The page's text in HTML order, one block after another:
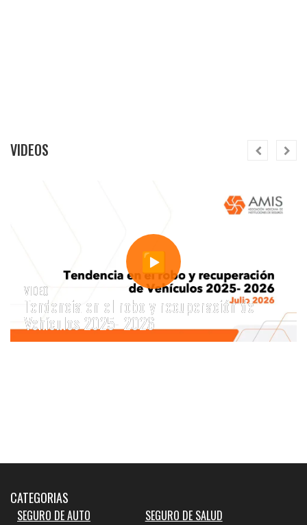
enfermedades registraron el mayor
crecimiento en pagos de siniestros, con un
incremento de 4.8% respecto al 2025
5 puntos a revisar tu póliza antes
de la temporada de lluvias
VIDEOS
VIDEO
Tendencia en el robo y recuperación de
Vehículos 2025- 2026
CATEGORIAS
SEGURO DE AUTO
SEGURO DE SALUD